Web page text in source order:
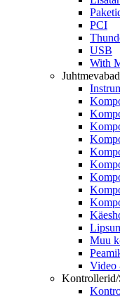
PCI
USB
With
Muu
Video
Kontrollerid/